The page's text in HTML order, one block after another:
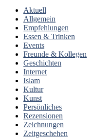
Aktuell
Allgemein
Empfehlungen
Essen & Trinken
Events
Freunde & Kollegen
Geschichten
Internet
Islam
Kultur
Kunst
Persönliches
Rezensionen
Zeichnungen
Zeitgeschehen